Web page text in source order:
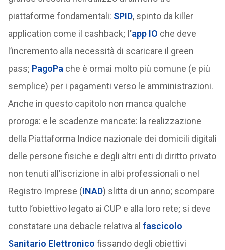
piattaforme fondamentali: SPID, spinto da killer
application come il cashback; l’app IO che deve
l’incremento alla necessità di scaricare il green
pass; PagoPache è ormai molto più comune (e più
semplice) per i pagamenti verso le amministrazioni.
Anche in questo capitolo non manca qualche
proroga: e le scadenze mancate: la realizzazione
della Piattaforma Indice nazionale dei domicili digitali
delle persone fisiche e degli altri enti di diritto privato
non tenuti all’iscrizione in albi professionali o nel
Registro Imprese (INAD) slitta di un anno; scompare
tutto l’obiettivo legato ai CUP e alla loro rete; si deve
constatare una debacle relativa al fascicolo
Sanitario Elettronico fissando degli obiettivi